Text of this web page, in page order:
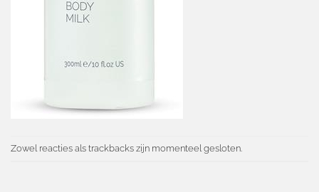
Zowel reacties als trackbacks zijn momenteel gesloten.